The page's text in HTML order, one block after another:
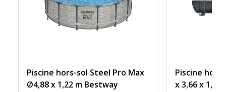
Piscine hors-sol Steel Pro Max
Ø4,88 x 1,22 m Bestway
Piscine
x 3,66 x 1,32